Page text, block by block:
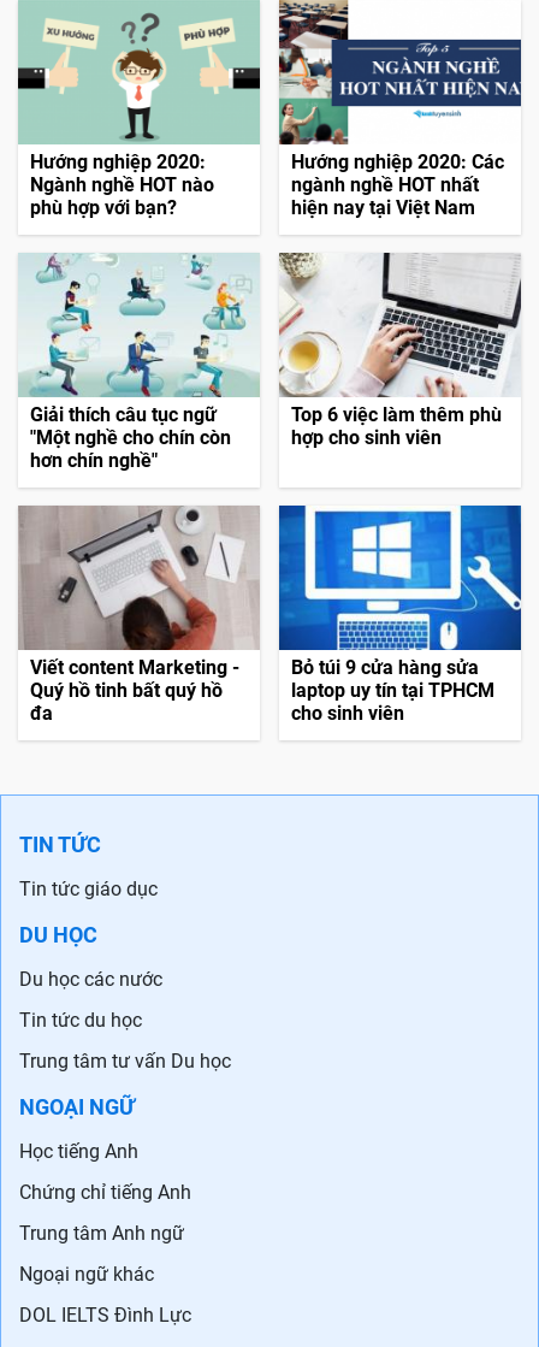
Hướng nghiệp 2020:
Ngành nghề HOT nào
phù hợp với bạn?
Hướng nghiệp 2020: Các
ngành nghề HOT nhất
hiện nay tại Việt Nam
Giải thích câu tục ngữ
"Một nghề cho chín còn
hơn chín nghề"
Top 6 việc làm thêm phù
hợp cho sinh viên
Viết content Marketing -
Quý hồ tinh bất quý hồ
đa
Bỏ túi 9 cửa hàng sửa
laptop uy tín tại TPHCM
cho sinh viên
TIN TỨC
Tin tức giáo dục
DU HỌC
Du học các nước
Tin tức du học
Trung tâm tư vấn Du học
NGOẠI NGỮ
Học tiếng Anh
Chứng chỉ tiếng Anh
Trung tâm Anh ngữ
Ngoại ngữ khác
DOL IELTS Đình Lực